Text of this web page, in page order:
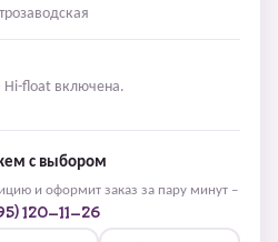
Hi-float включена.
с выбором
и оформит заказ за пару минут –
120-11-26